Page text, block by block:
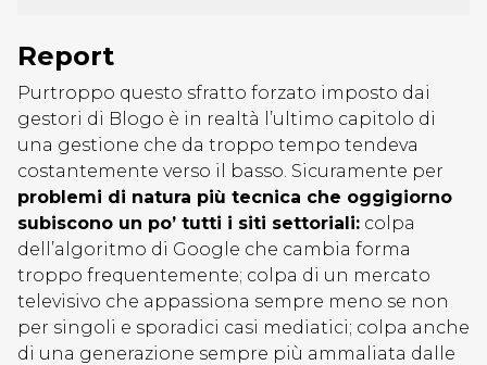
Report
Purtroppo questo sfratto forzato imposto dai
gestori di Blogo è in realtà l’ultimo capitolo di
una gestione che da troppo tempo tendeva
costantemente verso il basso. Sicuramente per
problemi di natura più tecnica che oggigiorno
subiscono un po’ tutti i siti settoriali: colpa
dell’algoritmo di Google che cambia forma
troppo frequentemente; colpa di un mercato
televisivo che appassiona sempre meno se non
per singoli e sporadici casi mediatici; colpa anche
di una generazione sempre più ammaliata dalle